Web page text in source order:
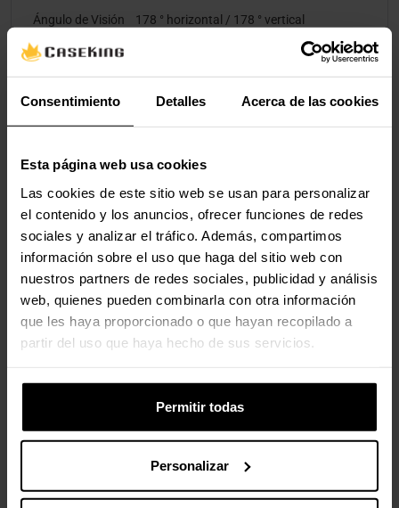
Consentimiento Detalles Acerca de las cookies
Esta página web usa cookies
Las cookies de este sitio web se usan para personalizar
el contenido y los anuncios, ofrecer funciones de redes
sociales y analizar el tráfico. Además, compartimos
información sobre el uso que haga del sitio web con
nuestros partners de redes sociales, publicidad y análisis
web, quienes pueden combinarla con otra información
que les haya proporcionado o que hayan recopilado a
partir del uso que haya hecho de sus servicios.
Permitir todas
Personalizar
Ángulo de Visión 178 ° horizontal / 178 ° vertical
Tipo de
Reflexión de la
Pantalla
Fuente de Alimentación
Posición de la
Fuente de
Alimentación
Interno
Puertas Externas
Conectores
DisplayPort 1.2, HDMI 2.0